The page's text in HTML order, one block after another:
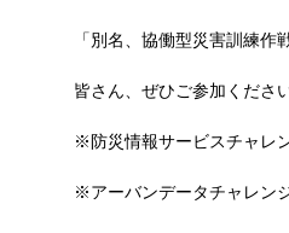
「別名、協働型災害訓練作
皆さん、ぜひご参加くださ
※防災情報サービスチャレ
※アーバンデータチャレン